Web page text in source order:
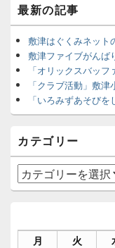
イ
ン
サ
イ
ー
ウ
ィ
ェ
ッ
ト
リ
最新の記事
敷津はぐくみネット
敷津ファイブがんば
「オリックスバッ
「クラブ活動」敷
「いろみずあそび
カテゴリー
カ
テ
ー
月 火